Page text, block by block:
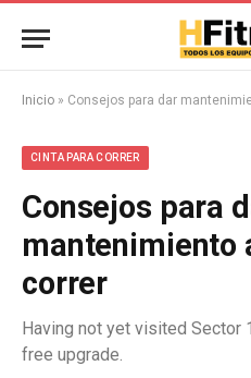
Inicio » Consejos para dar
CINTA PARA CORRER
Consejos para
mantenimiento
correr
Having not yet visited
free upgrade.